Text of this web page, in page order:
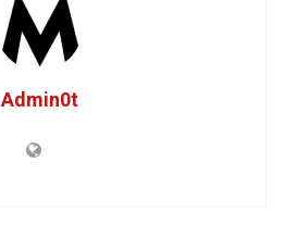
Admin0t